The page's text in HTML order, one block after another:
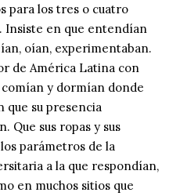
para los tres o cuatro
Insiste en que entendían
oían, experimentaban.
de América Latina con
y dormían donde
su presencia
Que sus ropas y sus
parámetros de la
a la que respondían,
en muchos sitios que